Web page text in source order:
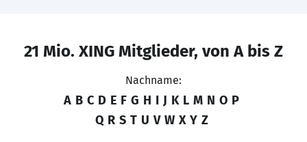
21 Mio. XING Mitglieder, von A bis Z
Nachname:
A B C D E F G H I J K L M N O P
Q R S T U V W X Y Z